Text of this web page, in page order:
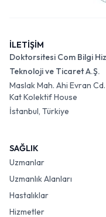
İLETİŞİM
Doktorsitesi Com Bilgi
Teknoloji ve Ticaret A.Ş.
Maslak Mah. Ahi Evran
Kat Kolektif House
İstanbul, Türkiye
SAĞLIK
Uzmanlar
Uzmanlık Alanları
Hastalıklar
Hizmetler